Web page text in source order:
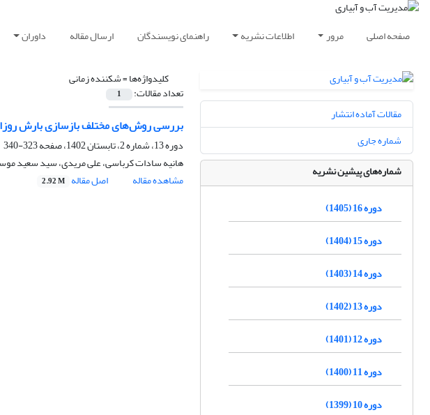
صفحه اصلی مرور اطلاعات نشریه راهنمای نویسندگان ارسال مقاله داوران
کلیدواژه‌ها =شکننده زمانی
تعداد مقالات: 1
بررسی روش‌های مختلف بازسازی بارش
دوره 13، شماره 2، تابستان 1402، صفحه
323-340
هانیه سادات کرباسی، علی مریدی، سید سعید
مشاهده مقاله
اصل مقاله 2.92 M
مقالات آماده انتشار
شماره جاری
شماره‌های پیشین نشریه
دوره 16 (1405)
دوره 15 (1404)
دوره 14 (1403)
دوره 13 (1402)
دوره 12 (1401)
دوره 11 (1400)
دوره 10 (1399)